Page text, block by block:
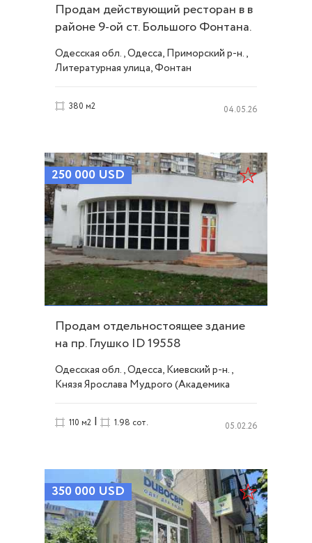
Продам действующий ресторан в в
районе 9-ой ст. Большого Фонтана.
ID 18910
Одесская обл., Одесса, Приморский р-н.,
Литературная улица, Фонтан
380 м2 04.05.26
250 000 USD
Продам отдельностоящее здание
на пр. Глушко ID 19558
Одесская обл., Одесса, Киевский р-н.,
Князя Ярослава Мудрого (Академика
110 м2 | 1.98 сот. 05.02.26
350 000 USD